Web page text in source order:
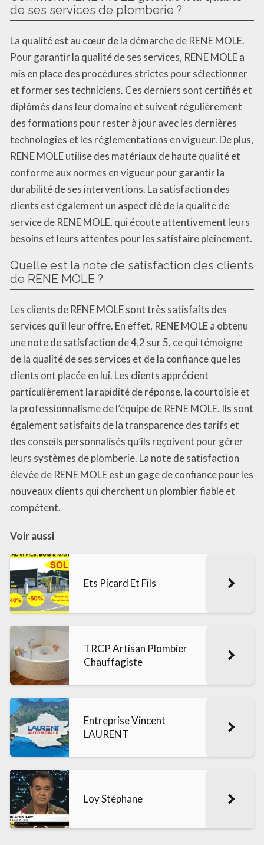
de ses services de plomberie ?
La qualité est au cœur de la démarche de RENE MOLE.
Pour garantir la qualité de ses services, RENE MOLE a
mis en place des procédures strictes pour sélectionner
et former ses techniciens. Ces derniers sont certifiés et
diplômés dans leur domaine et suivent régulièrement
des formations pour rester à jour avec les dernières
technologies et les réglementations en vigueur. De plus,
RENE MOLE utilise des matériaux de haute qualité et
conforme aux normes en vigueur pour garantir la
durabilité de ses interventions. La satisfaction des
clients est également un aspect clé de la qualité de
service de RENE MOLE, qui écoute attentivement leurs
besoins et leurs attentes pour les satisfaire pleinement.
Quelle est la note de satisfaction des clients
de RENE MOLE ?
Les clients de RENE MOLE sont très satisfaits des
services qu’il leur offre. En effet, RENE MOLE a obtenu
une note de satisfaction de 4,2 sur 5, ce qui témoigne
de la qualité de ses services et de la confiance que les
clients ont placée en lui. Les clients apprécient
particulièrement la rapidité de réponse, la courtoisie et
la professionnalisme de l’équipe de RENE MOLE. Ils sont
également satisfaits de la transparence des tarifs et
des conseils personnalisés qu’ils reçoivent pour gérer
leurs systèmes de plomberie. La note de satisfaction
élevée de RENE MOLE est un gage de confiance pour les
nouveaux clients qui cherchent un plombier fiable et
compétent.
Voir aussi
Ets Picard Et Fils
TRCP Artisan Plombier
Chauffagiste
Entreprise Vincent
LAURENT
Loy Stéphane